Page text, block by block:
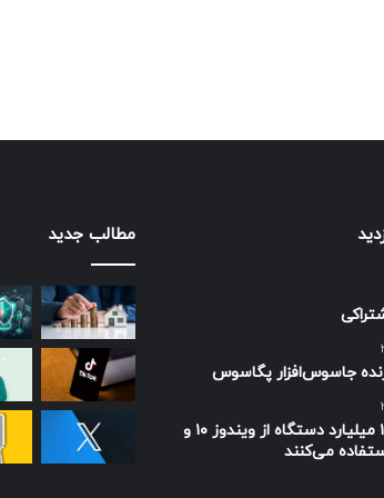
جاسوس‌افزار پگاسوس
بیش از ۱٫۴ میلیارد دستگاه از ویندوز ۱۰ و
مطالب جدید